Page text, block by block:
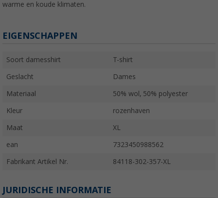
warme en koude klimaten.
EIGENSCHAPPEN
Soort damesshirt T-shirt
Geslacht Dames
Materiaal 50% wol, 50% polyester
Kleur rozenhaven
Maat XL
ean 7323450988562
Fabrikant Artikel Nr. 84118-302-357-XL
JURIDISCHE INFORMATIE